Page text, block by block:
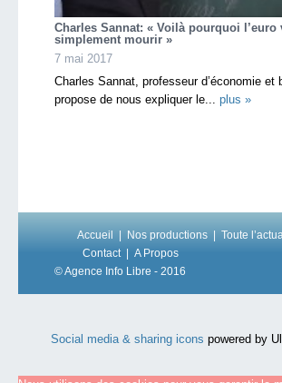
Charles Sannat: « Voilà pourquoi l’euro
simplement mourir »
7 mai 2017
Charles Sannat, professeur d’économie et
propose de nous expliquer le... plus »
Accueil Nos productions
Toute
Contact
A Propos
© Agence Info Libre - 2016
Social media & sharing icons powered by